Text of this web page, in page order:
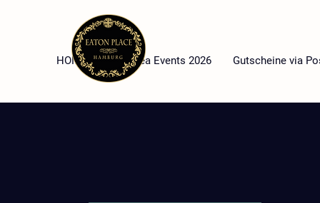
HOME High Tea Events 2026 Gutscheine via